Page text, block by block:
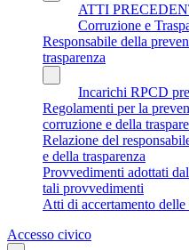
ATTI
Corruzione e
Responsabile della
trasparenza
Incarichi RPCD
Regolamenti per la
corruzione e della
Relazione del
e della trasparenza
Provvedimenti adottati
tali provvedimenti
Atti di accertamento
Accesso civico